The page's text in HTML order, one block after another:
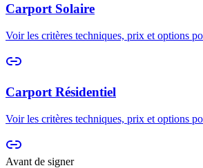
Carport Solaire
Voir les critères techniques, prix et options
Carport Résidentiel
Voir les critères techniques, prix et options
Avant de signer